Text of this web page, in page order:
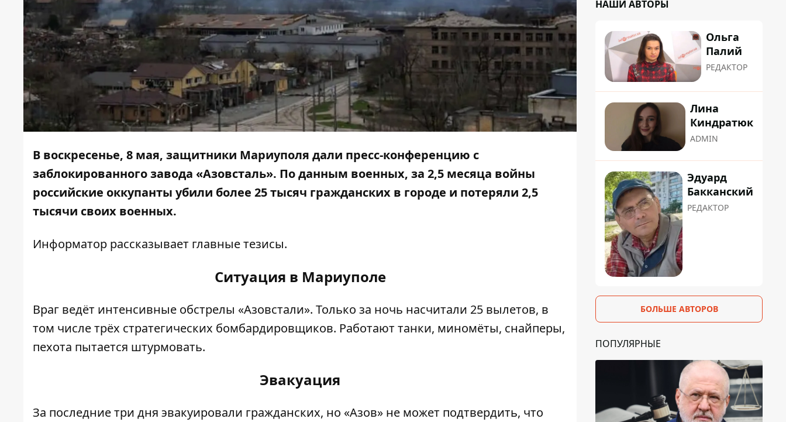
В воскресенье, 8 мая, защитники Мариуполя дали пресс-конференцию с
заблокированного завода «Азовсталь». По данным военных, за 2,5 месяца войны
российские оккупанты убили более 25 тысяч гражданских в городе и потеряли 2,5
тысячи своих военных.
Информатор рассказывает главные тезисы.
Ситуация в Мариуполе
Враг ведёт интенсивные обстрелы «Азовстали». Только за ночь насчитали 25 вылетов, в
том числе трёх стратегических бомбардировщиков. Работают танки, миномёты, снайперы,
пехота пытается штурмовать.
Эвакуация
За последние три дня эвакуировали гражданских, но «Азов» не может подтвердить, что
НАШИ АВТОРЫ
Ольга
Палий
РЕДАКТОР
Лина
Киндратюк
ADMIN
Эдуард
Бакканский
РЕДАКТОР
БОЛЬШЕ АВТОРОВ
ПОПУЛЯРНЫЕ